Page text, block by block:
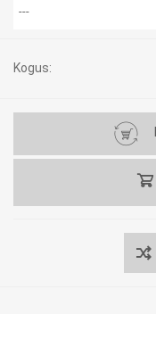
Kogus: